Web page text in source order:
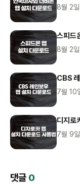
8월 2일
스피드
8월 2일
CBS
7월 10
디지로
7월 9일
댓글 0